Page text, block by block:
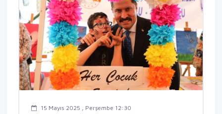
15 Mayıs 2025 , Perşembe 12:30